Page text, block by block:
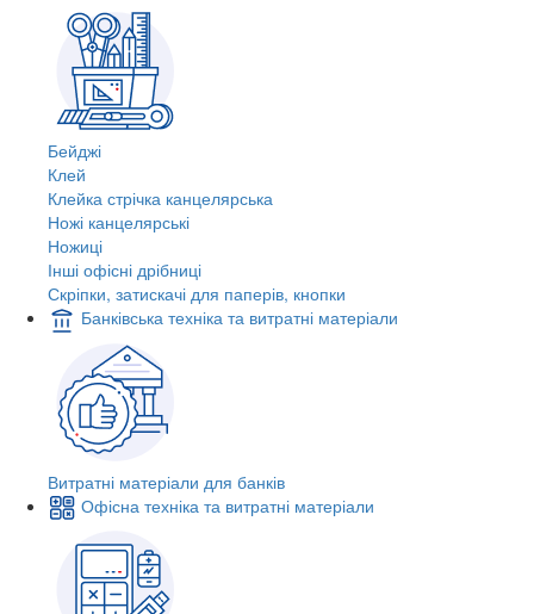
Бейджі
Клей
Клейка стрічка канцелярська
Ножі канцелярські
Ножиці
Інші офісні дрібниці
Скріпки, затискачі для паперів, кнопки
Банківська техніка та витратні матеріали
Витратні матеріали для банків
Офісна техніка та витратні матеріали